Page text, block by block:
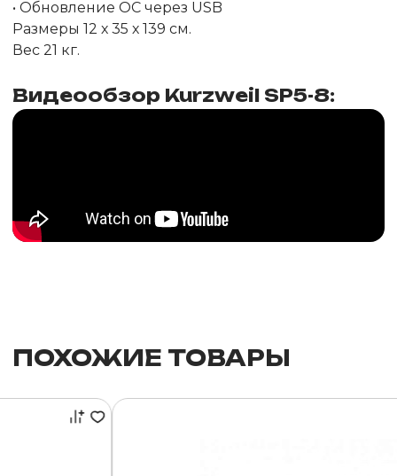
• Обновление ОС через USB
Размеры 12 х 35 х 139 см.
Вес 21 кг.
Видеообзор Kurzweil SP5-8:
ПОХОЖИЕ ТОВАРЫ